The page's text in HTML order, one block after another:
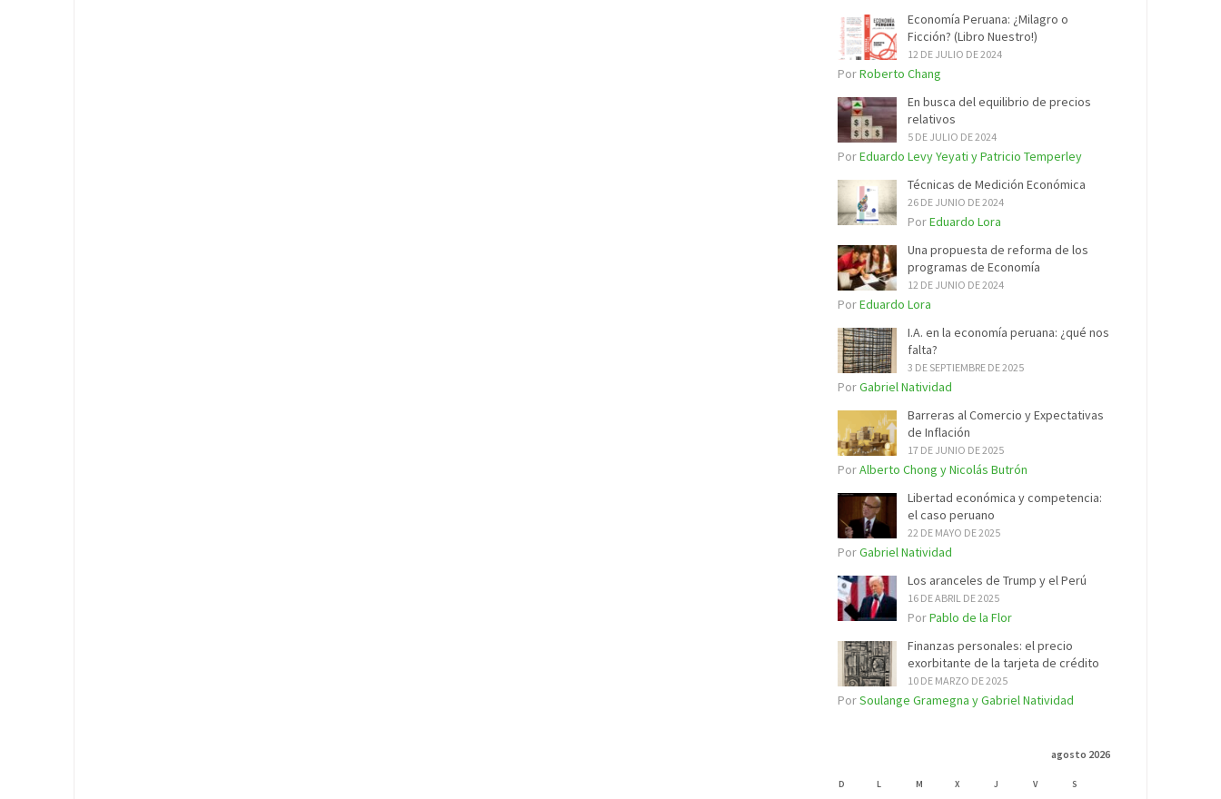
Economía Peruana: ¿Milagro o
Ficción? (Libro Nuestro!)
12 DE JULIO DE 2024
PorRoberto Chang
En busca del equilibrio de precios
relativos
5 DE JULIO DE 2024
PorEduardo Levy Yeyati y Patricio Temperley
Técnicas de Medición Económica
26 DE JUNIO DE 2024
PorEduardo Lora
Una propuesta de reforma de los
programas de Economía
12 DE JUNIO DE 2024
PorEduardo Lora
I.A. en la economía peruana: ¿qué nos
falta?
3 DE SEPTIEMBRE DE 2025
PorGabriel Natividad
Barreras al Comercio y Expectativas
de Inflación
17 DE JUNIO DE 2025
PorAlberto Chong y Nicolás Butrón
Libertad económica y competencia:
el caso peruano
22 DE MAYO DE 2025
PorGabriel Natividad
Los aranceles de Trump y el Perú
16 DE ABRIL DE 2025
PorPablo de la Flor
Finanzas personales: el precio
exorbitante de la tarjeta de crédito
10 DE MARZO DE 2025
PorSoulange Gramegna y Gabriel Natividad
agosto 2026
D L M X J V S